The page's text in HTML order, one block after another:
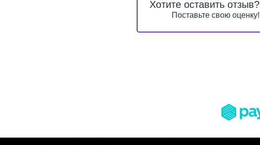
Хотите оставить отзыв?
Поставьте свою оценку!